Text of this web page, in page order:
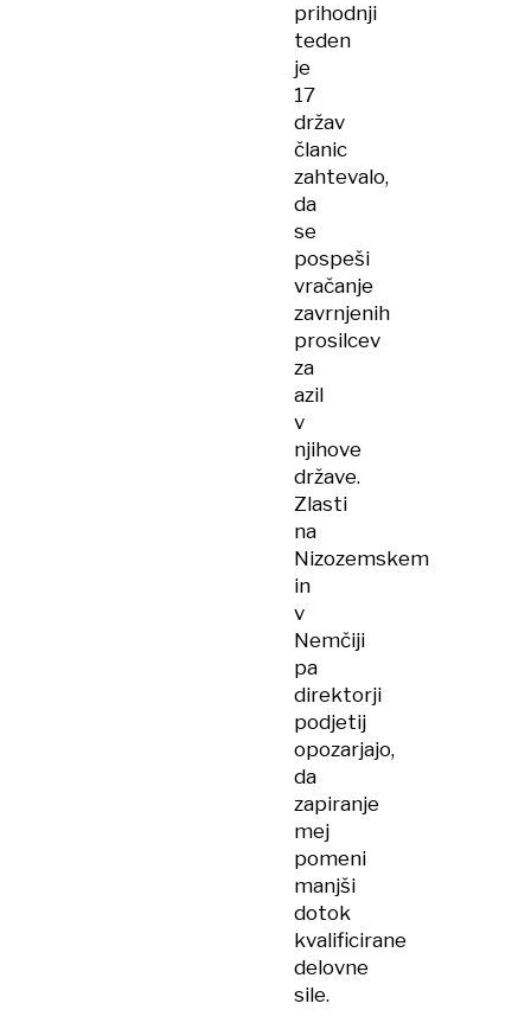
prihodnji
teden
je
17
držav
članic
zahtevalo,
da
se
pospeši
vračanje
zavrnjenih
prosilcev
za
azil
v
njihove
države.
Zlasti
na
Nizozemskem
in
v
Nemčiji
pa
direktorji
podjetij
opozarjajo,
da
zapiranje
mej
pomeni
manjši
dotok
kvalificirane
delovne
sile.